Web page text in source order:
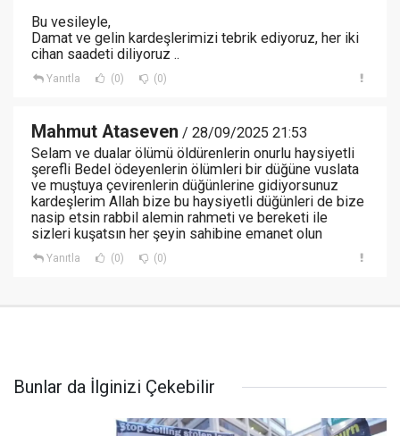
Bu vesileyle,
Damat ve gelin kardeşlerimizi tebrik ediyoruz, her iki
cihan saadeti diliyoruz ..
Yanıtla (0) (0)
Mahmut Ataseven / 28/09/2025 21:53
Selam ve dualar ölümü öldürenlerin onurlu haysiyetli
şerefli Bedel ödeyenlerin ölümleri bir düğüne vuslata
ve muştuya çevirenlerin düğünlerine gidiyorsunuz
kardeşlerim Allah bize bu haysiyetli düğünleri de bize
nasip etsin rabbil alemin rahmeti ve bereketi ile
sizleri kuşatsın her şeyin sahibine emanet olun
Yanıtla (0) (0)
Bunlar da İlginizi Çekebilir